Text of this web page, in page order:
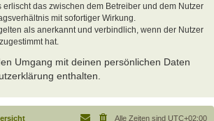
erlischt das zwischen dem Betreiber und dem Nutzer
mit sofortiger Wirkung.
als anerkannt und verbindlich, wenn der Nutzer
hat.
Umgang mit deinen persönlichen Daten
enthalten.
Alle Zeiten sind UTC+02:00